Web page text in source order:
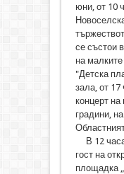
юни, от 10
се състои
на
"Детска
зала, от 17
концерт на
градини,
В 12
гост на
площадка